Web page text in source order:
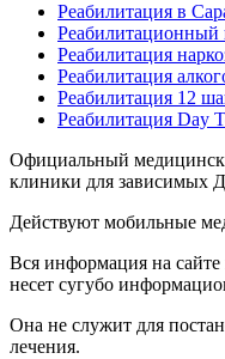
Реабилитация в
Реабилитационный
Реабилитация
Реабилитация
Реабилитация 12
Реабилитация Day
Официальный
клиники для зависимых
Действуют мобильные
Вся информация на сайте
несет сугубо
Она не служит для
лечения.